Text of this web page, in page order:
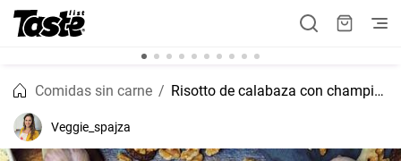
Comidas sin carne Risotto de calabaza con champiñones
Veggie_spajza